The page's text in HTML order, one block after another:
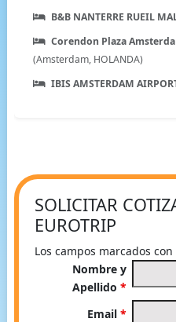
B&B NANTERRE RUEIL
Corendon Plaza
(Amsterdam, HOLANDA)
IBIS AMSTERDAM
SOLICITAR
EUROTRIP
Los campos marcados con
Nombre y
Apellido*
Email*